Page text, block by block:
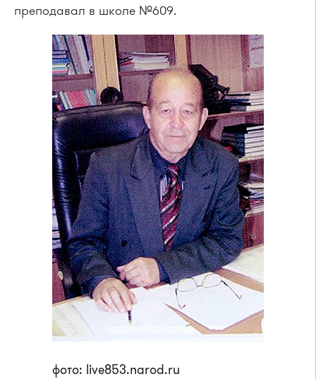
преподавал в школе №609.
фото: live853.narod.ru